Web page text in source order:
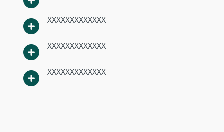
XXXXXXXXXXXXX
XXXXXXXXXXXXX
XXXXXXXXXXXXX